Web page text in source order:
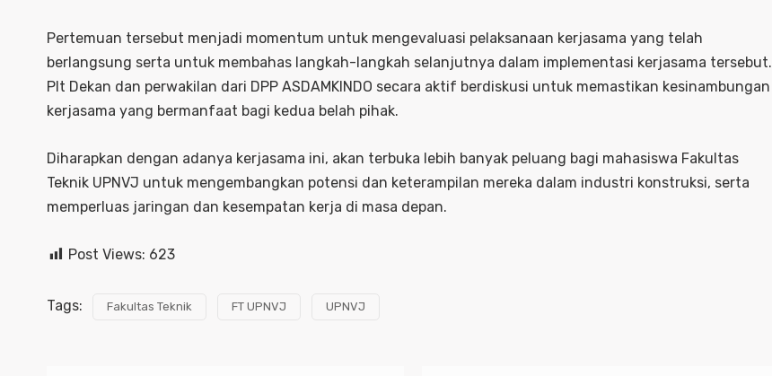
Pertemuan tersebut menjadi momentum untuk mengevaluasi pelaksanaan kerjasama yang telah
berlangsung serta untuk membahas langkah-langkah selanjutnya dalam implementasi kerjasama tersebut.
Plt Dekan dan perwakilan dari DPP ASDAMKINDO secara aktif berdiskusi untuk memastikan kesinambungan
kerjasama yang bermanfaat bagi kedua belah pihak.
Diharapkan dengan adanya kerjasama ini, akan terbuka lebih banyak peluang bagi mahasiswa Fakultas
Teknik UPNVJ untuk mengembangkan potensi dan keterampilan mereka dalam industri konstruksi, serta
memperluas jaringan dan kesempatan kerja di masa depan.
Post Views: 623
Tags: Fakultas Teknik FT UPNVJ UPNVJ